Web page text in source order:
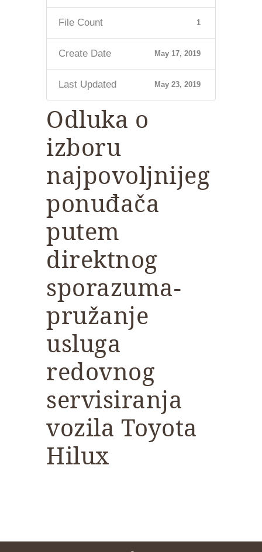
File Count 1
Create Date May 17, 2019
Last Updated May 23, 2019
Odluka o
izboru
najpovoljnijeg
ponuđača
putem
direktnog
sporazuma-
pružanje
usluga
redovnog
servisiranja
vozila Toyota
Hilux